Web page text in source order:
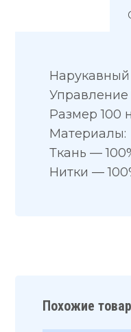
Нарукавный
Размер 100
Материалы:
Ткань —
Нитки —
Похожие